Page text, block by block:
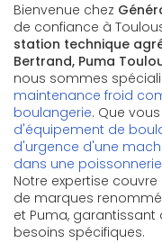
Bienvenue chez
de confiance à
station technique
Bertrand, Puma
nous sommes
maintenance froid
boulangerie. Que
d'équipement de
d'urgence d'une
dans une poissonnerie
Notre expertise
de marques
et Puma,
besoins spécifiques.